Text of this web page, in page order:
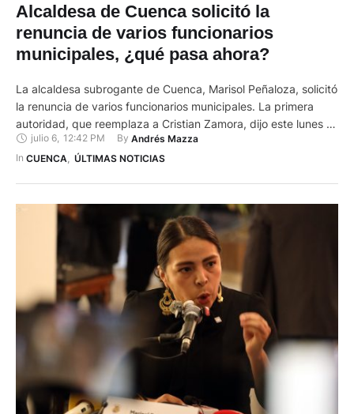
Alcaldesa de Cuenca solicitó la
renuncia de varios funcionarios
municipales, ¿qué pasa ahora?
La alcaldesa subrogante de Cuenca, Marisol Peñaloza, solicitó
la renuncia de varios funcionarios municipales. La primera
autoridad, que reemplaza a Cristian Zamora, dijo este lunes 6
de julio que hizo la solicitud para hacer un análisis del trabajo
que han venido realizando los empleados. Los cargos no
julio 6, 12:42 PM By Andrés Mazza
In CUENCA ÚLTIMAS NOTICIAS